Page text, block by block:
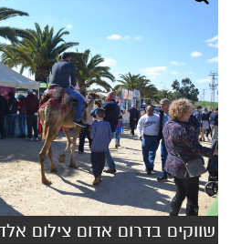
שווקים בדרום אדום צילום